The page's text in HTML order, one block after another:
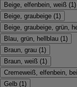
Beige, elfenbein, weiß (1 )
Beige, graubeige (1 )
Beige, graubeige, grün,
Blau, grün, hellblau (1 )
Braun, grau (1 )
Braun, weiß (1 )
Cremeweiß, elfenbein,
Gelb (1 )